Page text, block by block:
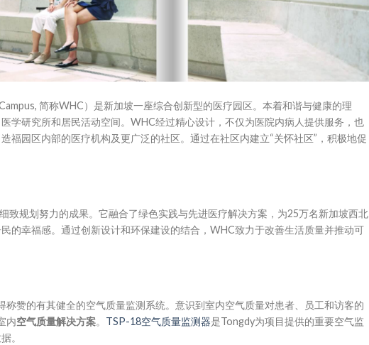
简称WHC）是新加坡一座综合创新型的医疗园区。本着和谐与健康的理
学研究所和居民活动空间。WHC经过精心设计，不仅为医院内病人提供服务，也
福园区内部的医疗机构及更广泛的社区。通过在社区内建立“关怀社区”，积极地促
致规划努力的成果。它融合了绿色实践与先进医疗解决方案，为25万名新加坡西北
的幸福感。通过创新设计和环保建设的结合，WHC致力于改善生活质量并推动可
赞的有其健全的空气质量监测系统。意识到室内空气质量对患者、员工和访客的
内空气质量解决方案。 TSP-18空气质量监测器是Tongdy为项目提供的重要空气监
。